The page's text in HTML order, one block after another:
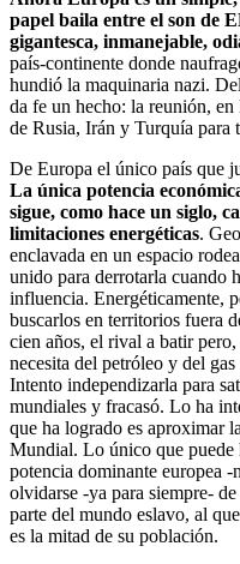
papel baila entre el son de
gigantesca, inmanejable,
país-continente donde
hundió la maquinaria nazi.
da fe un hecho: la reunión,
de Rusia, Irán y Turquía
De Europa el único país que
La única potencia
sigue, como hace un siglo,
limitaciones energéticas.
enclavada en un espacio
unido para derrotarla cuando
influencia. Energéticamente,
buscarlos en territorios fuera
cien años, el rival a batir
necesita del petróleo y del
Intento independizarla para
mundiales y fracasó. Lo ha
que ha logrado es aproximar
Mundial. Lo único que puede
potencia dominante europea
olvidarse -ya para siempre-
parte del mundo eslavo, al
es la mitad de su población.